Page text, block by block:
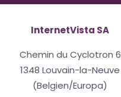
InternetVista SA
Chemin du Cyclotron 6
1348 Louvain-la-Neuve
(Belgien/Europa)